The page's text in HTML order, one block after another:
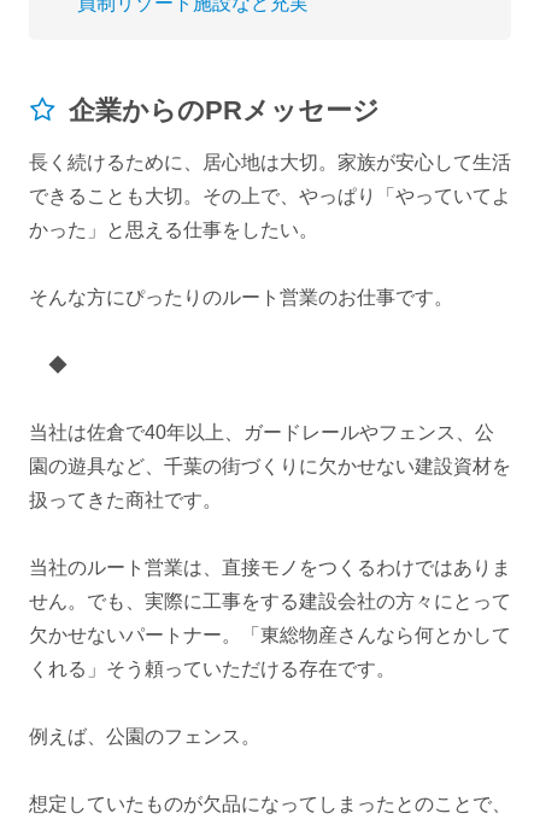
企業からのPRメッセージ
長く続けるために、居心地は大切。家族が安心して生活
できることも大切。その上で、やっぱり「やっていてよ
かった」と思える仕事をしたい。
そんな方にぴったりのルート営業のお仕事です。
◆
当社は佐倉で40年以上、ガードレールやフェンス、公
園の遊具など、千葉の街づくりに欠かせない建設資材を
扱ってきた商社です。
当社のルート営業は、直接モノをつくるわけではありま
せん。でも、実際に工事をする建設会社の方々にとって
欠かせないパートナー。「東総物産さんなら何とかして
くれる」そう頼っていただける存在です。
例えば、公園のフェンス。
想定していたものが欠品になってしまったとのことで、